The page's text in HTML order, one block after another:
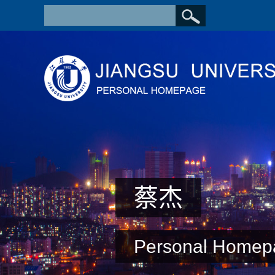
蔡杰
Personal